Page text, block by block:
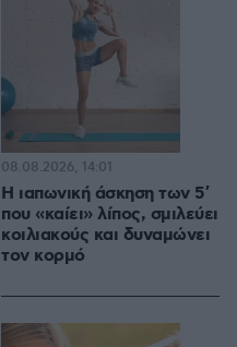
Η ιαπωνική άσκηση των 5′
που «καίει» λίπος, σμιλεύει
κοιλιακούς και δυναμώνει
τον κορμό
08.08.2026, 14:01